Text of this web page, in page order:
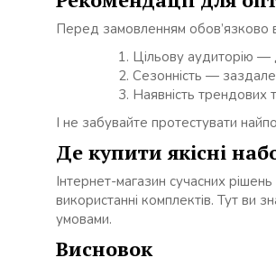
Перед замовленням обов’язково
Цільову аудиторію —
Сезонність —
Наявність
І не забувайте протестувати
Де купити якісні
Інтернет-магазин сучасних
використанні комплектів. Тут ви
умовами.
Висновок